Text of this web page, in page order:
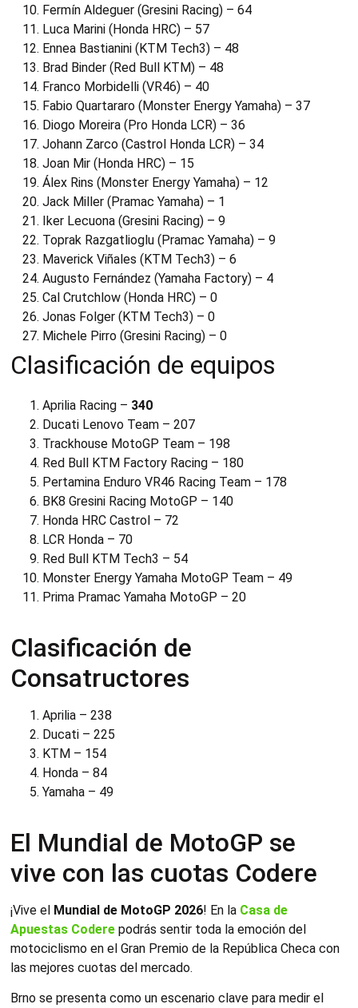
Fermín Aldeguer (Gresini Racing) – 64
Luca Marini (Honda HRC) – 57
Ennea Bastianini (KTM Tech3) – 48
Brad Binder (Red Bull KTM) – 48
Franco Morbidelli (VR46) – 40
Fabio Quartararo (Monster Energy Yamaha) – 37
Diogo Moreira (Pro Honda LCR) – 36
Johann Zarco (Castrol Honda LCR) – 34
Joan Mir (Honda HRC) – 15
Álex Rins (Monster Energy Yamaha) – 12
Jack Miller (Pramac Yamaha) – 1
Iker Lecuona (Gresini Racing) – 9
Toprak Razgatlioglu (Pramac Yamaha) – 9
Maverick Viñales (KTM Tech3) – 6
Augusto Fernández (Yamaha Factory) – 4
Cal Crutchlow (Honda HRC) – 0
Jonas Folger (KTM Tech3) – 0
Michele Pirro (Gresini Racing) – 0
Clasificación de equipos
Aprilia Racing – 340
Ducati Lenovo Team – 207
Trackhouse MotoGP Team – 198
Red Bull KTM Factory Racing – 180
Pertamina Enduro VR46 Racing Team – 178
BK8 Gresini Racing MotoGP – 140
Honda HRC Castrol – 72
LCR Honda – 70
Red Bull KTM Tech3 – 54
Monster Energy Yamaha MotoGP Team – 49
Prima Pramac Yamaha MotoGP – 20
Clasificación de
Consatructores
Aprilia – 238
Ducati – 225
KTM – 154
Honda – 84
Yamaha – 49
El Mundial de MotoGP se
vive con las cuotas Codere
¡Vive el Mundial de MotoGP 2026! En la Casa de
Apuestas Codere podrás sentir toda la emoción del
motociclismo en el Gran Premio de la República Checa con
las mejores cuotas del mercado.
Brno se presenta como un escenario clave para medir el